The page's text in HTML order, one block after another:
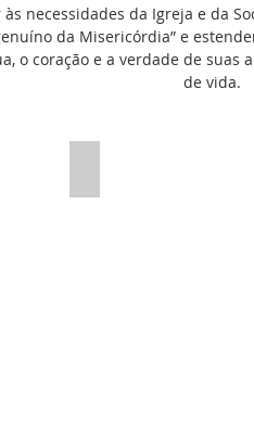
necessidades da Igreja e da
da Misericórdia” e
o coração e a verdade de suas
de vida.